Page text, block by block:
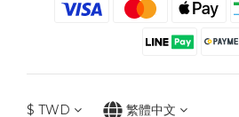
$ TWD 繁體中文